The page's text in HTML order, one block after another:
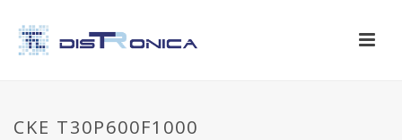
CKE T30P600F1000